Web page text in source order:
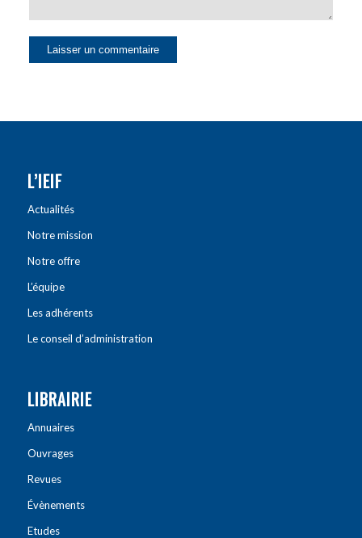
L’IEIF
Actualités
Notre mission
Notre offre
L’équipe
Les adhérents
Le conseil d’administration
LIBRAIRIE
Annuaires
Ouvrages
Revues
Évènements
Etudes